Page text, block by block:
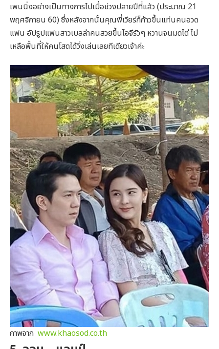
เพนนิ่งอย่างเป็นทางการไปเมื่อช่วงปลายปีที่แล้ว (ประมาณ 21
พฤศจิกายน 60) ซึ่งหลังจากนั้นคุณพี่เวียร์ก็ก้าวขึ้นแท่นคนอวด
แฟน อัปรูปแฟนสาวเบลล่าคนสวยขึ้นไอจีรัวๆ หวานจนมดไต่ ไม่
เหลือพื้นที่ให้คนโสดได้วิ่งเล่นเลยทีเดียวเจ้าค่ะ
ภาพจาก www.khaosod.co.th